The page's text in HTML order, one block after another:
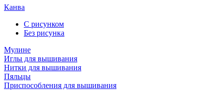
Канва
С рисунком
Без рисунка
Мулине
Иглы для вышивания
Нитки для вышивания
Пяльцы
Приспособления для вышивания